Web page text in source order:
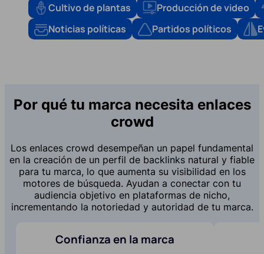
Cultivo de plantas
Producción de video
Noticias políticas
Partidos políticos
Por qué tu marca necesita enlaces
crowd
Los enlaces crowd desempeñan un papel fundamental
en la creación de un perfil de backlinks natural y fiable
para tu marca, lo que aumenta su visibilidad en los
motores de búsqueda. Ayudan a conectar con tu
audiencia objetivo en plataformas de nicho,
incrementando la notoriedad y autoridad de tu marca.
Confianza en la marca